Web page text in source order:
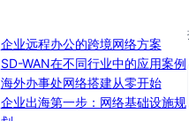
企业远程办公的跨境网络方案
SD-WAN在不同行业中的应用案例
海外办事处网络搭建从零开始
企业出海第一步：网络基础设施规